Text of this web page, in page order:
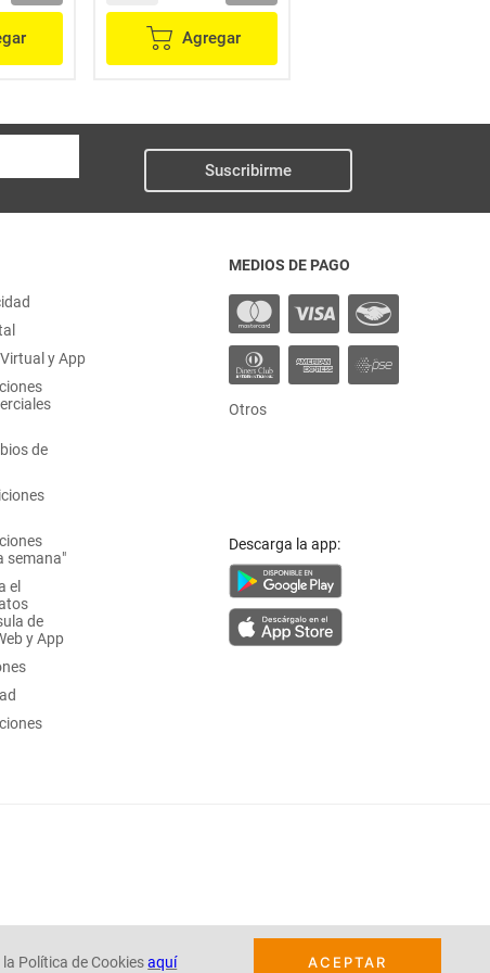
Política de Cookiesaquí ACEPTAR
Agregar
Suscribirme
y App
de
semana"
el
de
y App
MEDIOS DE PAGO
Otros
Descarga la app: